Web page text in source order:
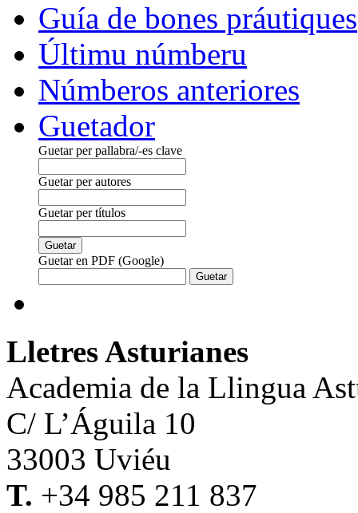
Guía de bones práutiques
Últimu númberu
Númberos anteriores
Guetador
Guetar per pallabra/-es clave
Guetar per autores
Guetar per títulos
Guetar en PDF (Google)
Lletres Asturianes
Academia de la Llingua
C/ L’Águila 10
33003 Uviéu
T. +34 985 211 837